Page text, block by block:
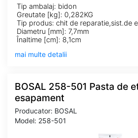
Tip ambalaj: bidon
Greutate [kg]: 0,282KG
Tip produs: chit de reparatie,sist.de
Diametru [mm]: 7,7mm
Înaltime [cm]: 8,1cm
mai multe detalii
BOSAL 258-501 Pasta de
esapament
Producator: BOSAL
Model: 258-501